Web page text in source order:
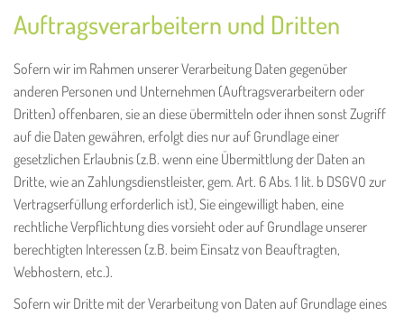
Auftragsverarbeitern und Dritten
Sofern wir im Rahmen unserer Verarbeitung Daten gegenüber
anderen Personen und Unternehmen (Auftragsverarbeitern oder
Dritten) offenbaren, sie an diese übermitteln oder ihnen sonst Zugriff
auf die Daten gewähren, erfolgt dies nur auf Grundlage einer
gesetzlichen Erlaubnis (z.B. wenn eine Übermittlung der Daten an
Dritte, wie an Zahlungsdienstleister, gem. Art. 6 Abs. 1 lit. b DSGVO zur
Vertragserfüllung erforderlich ist), Sie eingewilligt haben, eine
rechtliche Verpflichtung dies vorsieht oder auf Grundlage unserer
berechtigten Interessen (z.B. beim Einsatz von Beauftragten,
Webhostern, etc.).
Sofern wir Dritte mit der Verarbeitung von Daten auf Grundlage eines